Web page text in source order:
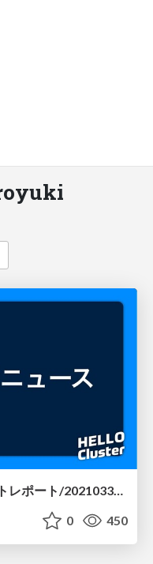
【3/31】Hello Cluster イベントレポート/20210331-hellocluster
0 450